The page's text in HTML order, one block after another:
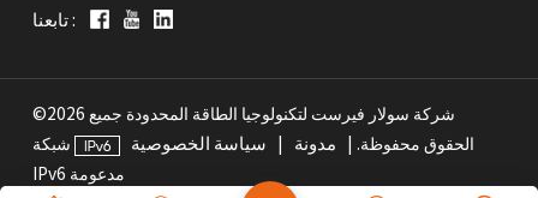
تابعنا :
©2026 شركة سولار فيرست لتكنولوجيا الطاقة المحدودة جميع
الحقوق محفوظة. |
مدونة سياسة الخصوصية
شبكة
IPv6 مدعومة